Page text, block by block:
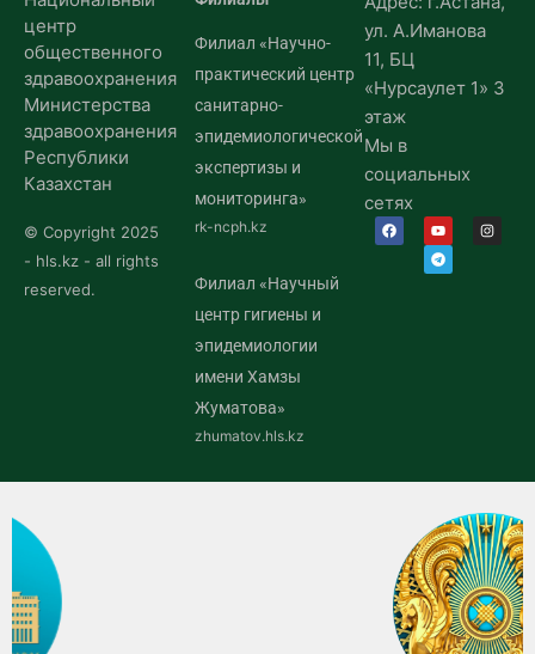
центр
общественного
здравоохранения
Министерства
здравоохранения
Республики
Казахстан
© Copyright 2025
- hls.kz - all rights
reserved.
Филиал «Научно-
практический центр
санитарно-
эпидемиологической
экспертизы и
мониторинга»
rk-ncph.kz
Филиал «Научный
центр гигиены и
эпидемиологии
имени Хамзы
Жуматова»
zhumatov.hls.kz
ул. А.Иманова
11, БЦ
«Нурсаулет 1» 3
этаж
Мы в
социальных
сетях